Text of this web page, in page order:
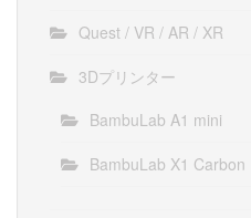
Quest / VR / AR / XR
3Dプリンター
BambuLab A1 mini
BambuLab X1 Carbon